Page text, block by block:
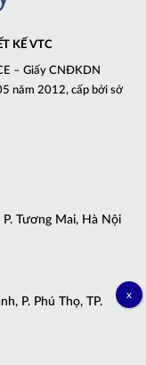
KẾ VTC
– Giấy CNĐKDN
năm 2012, cấp bởi sở
P. Tương Mai, Hà Nội
P. Phú Thọ, TP.